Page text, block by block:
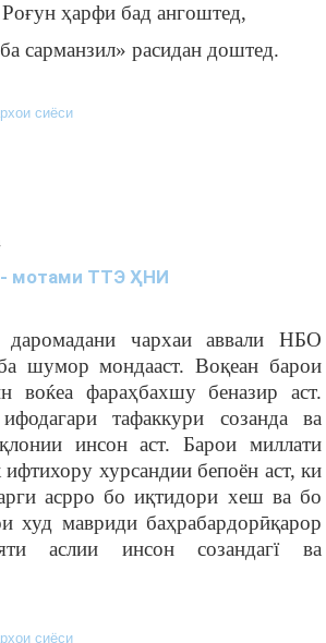
ҳарфи бад ангоштед,
сарманзил» расидан доштед.
сиёси
мотами ТТЭ ҲНИ
чархаи аввали НБО
шумор мондааст. Воқеан барои
воќеа фараҳбахшу беназир аст.
тафаккури созанда ва
қлонии инсон аст. Барои миллати
ифтихору хурсандии бепоён аст, ки
асрро бо иқтидори хеш ва бо
худ мавриди баҳрабардорӣқарор
аслии инсон созандагї ва
сиёси